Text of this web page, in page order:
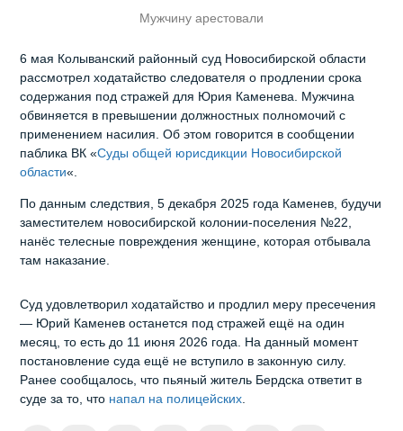
Мужчину арестовали
6 мая Колыванский районный суд Новосибирской области
рассмотрел ходатайство следователя о продлении срока
содержания под стражей для Юрия Каменева. Мужчина
обвиняется в превышении должностных полномочий с
применением насилия. Об этом говорится в сообщении
паблика ВК «Суды общей юрисдикции Новосибирской
области«.
По данным следствия, 5 декабря 2025 года Каменев, будучи
заместителем новосибирской колонии-поселения №22,
нанёс телесные повреждения женщине, которая отбывала
там наказание.
Суд удовлетворил ходатайство и продлил меру пресечения
— Юрий Каменев останется под стражей ещё на один
месяц, то есть до 11 июня 2026 года. На данный момент
постановление суда ещё не вступило в законную силу.
Ранее сообщалось, что пьяный житель Бердска ответит в
суде за то, что напал на полицейских.